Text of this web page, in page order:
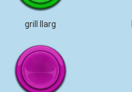
grill llarg